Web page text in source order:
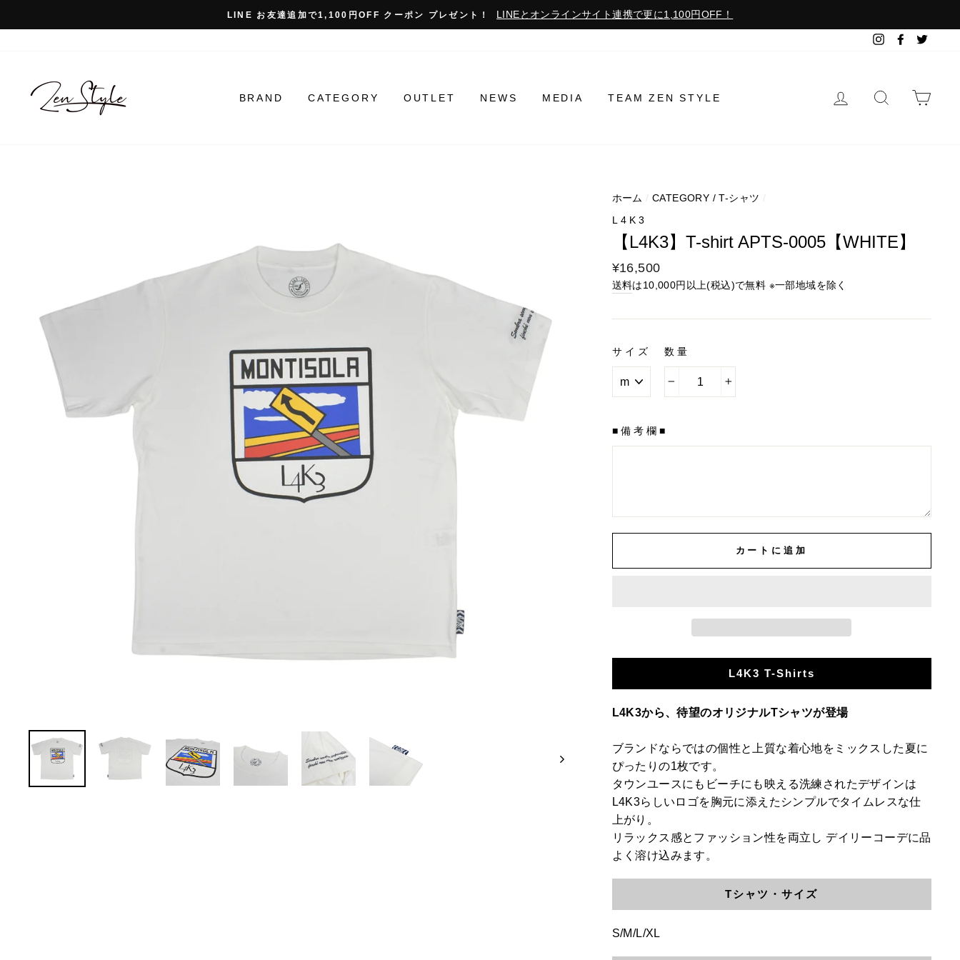
ン
LINE お友達追加で1,100円OFF クーポン プレゼント！ LINEとオンラインサイト連携で更に1,100円OFF！
InstagramFacebook
BRAND CATEGORY OUTLET NEWS MEDIA TEAM ZEN STYLE ログイン 検索で探す
ホーム / CATEGORY / T-シャツ /
L4K3
【L4K3】T-shirt APTS-0005【WHITE】
通
常
金
¥16,500
送料は10,000円以上(税込)で無料 ※一部地域を除く
サイズ 数量
■備考欄■
カートに追加
L4K3 T-Shirts
L4K3から、待望のオリジナルTシャツが登場
ブランドならではの個性と上質な着心地をミックスした夏に
ぴったりの1枚です。
タウンユースにもビーチにも映える洗練されたデザインは
L4K3らしいロゴを胸元に添えたシンプルでタイムレスな仕
上がり。
リラックス感とファッション性を両立し デイリーコーデに品
よく溶け込みます。
Tシャツ・サイズ
S/M/L/XL